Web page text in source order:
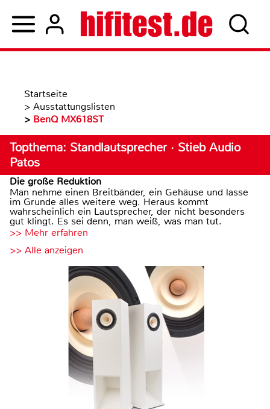
Startseite
> Ausstattungslisten
> BenQ MX618ST
Topthema: Standlautsprecher · Stieb Audio
Patos
Die große Reduktion
Man nehme einen Breitbänder, ein Gehäuse und lasse
im Grunde alles weitere weg. Heraus kommt
wahrscheinlich ein Lautsprecher, der nicht besonders
gut klingt. Es sei denn, man weiß, was man tut.
>> Mehr erfahren
>> Alle anzeigen